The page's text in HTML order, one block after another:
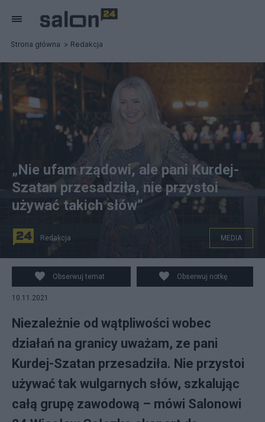
Strona główna Redakcja
Barbara Kurdej-Szatan. Fot. PAP/Leszek Szymański
„Nie ufam rządowi, ale pani Kurdej-
Szatan przesadziła, nie przystoi
używać takich słów”
Redakcja MEDIA
Obserwuj temat Obserwuj notkę
10.11.2021
Niezależnie od wątpliwości wobec
działań na granicy uważam, ze pani
Kurdej-Szatan przesadziła. Nie przystoi
używać tak wulgarnych słów, szkalując
całą grupę zawodową – mówi Salonowi